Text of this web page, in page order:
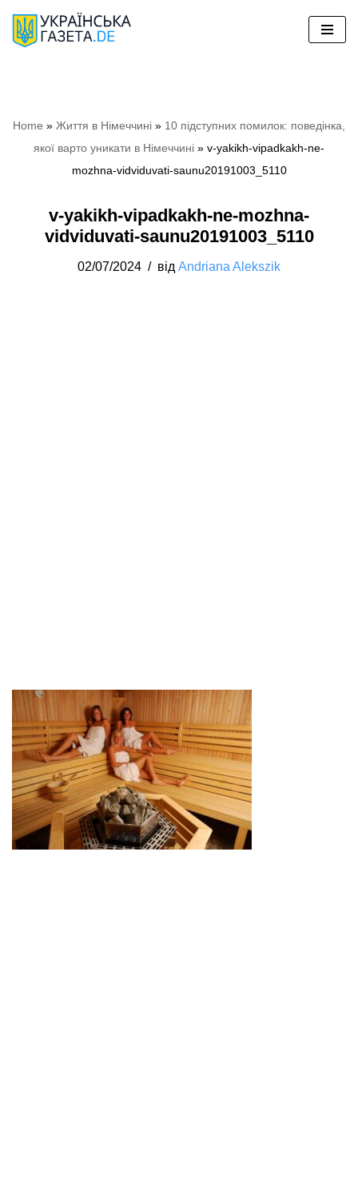
Перейти
Home » Життя в Німеччині » 10 підступних помилок: поведінка,
якої варто уникати в Німеччині » v-yakikh-vipadkakh-ne-
mozhna-vidviduvati-saunu20191003_5110
v-yakikh-vipadkakh-ne-mozhna-
vidviduvati-saunu20191003_5110
02/07/2024 від Andriana Alekszik